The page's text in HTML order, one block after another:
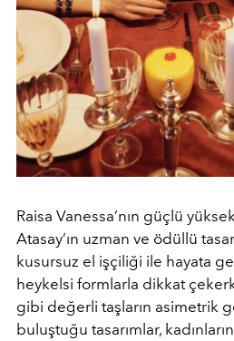
Raisa Vanessa’nın güçlü
Atasay’ın uzman ve ödüllü
kusursuz el işçiliği ile hayata
heykelsi formlarla dikkat
gibi değerli taşların asimetrik
buluştuğu tasarımlar,